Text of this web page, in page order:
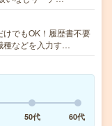
でもOK！履歴書不要
種などを入力す…
50代 60代